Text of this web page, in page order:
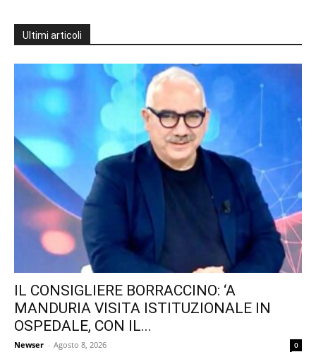
Ultimi articoli
IL CONSIGLIERE BORRACCINO: ‘A
MANDURIA VISITA ISTITUZIONALE IN
OSPEDALE, CON IL...
Newser - Agosto 8, 2026 0